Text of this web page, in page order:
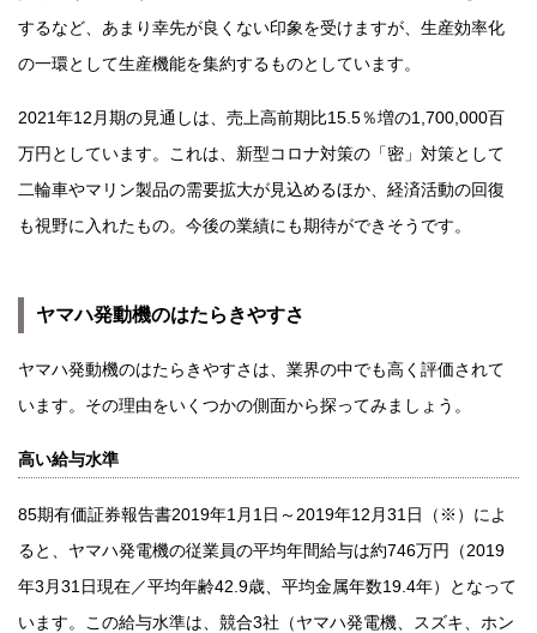
するなど、あまり幸先が良くない印象を受けますが、生産効率化
の一環として生産機能を集約するものとしています。
2021年12月期の見通しは、売上高前期比15.5％増の1,700,000百
万円としています。これは、新型コロナ対策の「密」対策として
二輪車やマリン製品の需要拡大が見込めるほか、経済活動の回復
も視野に入れたもの。今後の業績にも期待ができそうです。
ヤマハ発動機のはたらきやすさ
ヤマハ発動機のはたらきやすさは、業界の中でも高く評価されて
います。その理由をいくつかの側面から探ってみましょう。
高い給与水準
85期有価証券報告書2019年1月1日～2019年12月31日（※）によ
ると、ヤマハ発電機の従業員の平均年間給与は約746万円（2019
年3月31日現在／平均年齢42.9歳、平均金属年数19.4年）となって
います。この給与水準は、競合3社（ヤマハ発電機、スズキ、ホン